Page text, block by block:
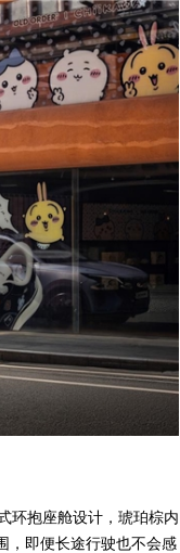
环抱座舱设计，琥珀棕内
，即便长途行驶也不会感